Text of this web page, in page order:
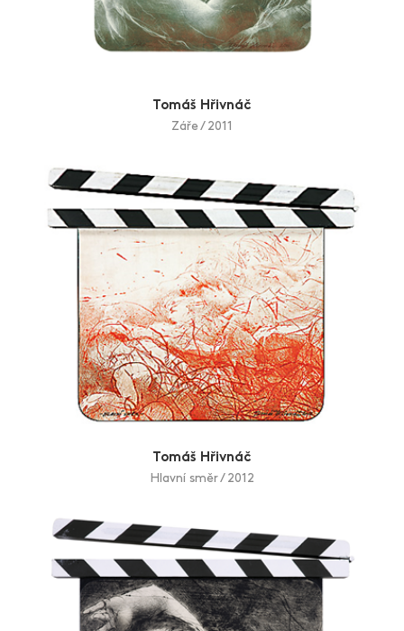
Tomáš Hřivnáč
Záře / 2011
Tomáš Hřivnáč
Hlavní směr / 2012